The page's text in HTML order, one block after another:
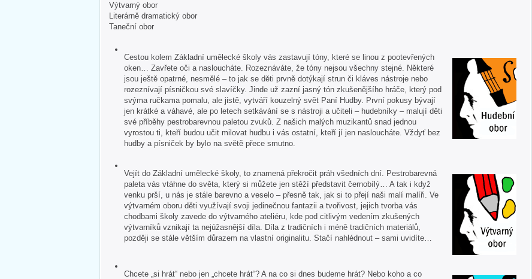
Výtvarný obor
Literárně dramatický obor
Taneční obor
Cestou kolem Základní umělecké školy vás zastavují tóny, které se linou z pootevřených
oken… Zavřete oči a nasloucháte. Rozeznáváte, že tóny nejsou všechny stejné. Některé
jsou ještě opatrné, nesmělé – to jak se děti prvně dotýkají strun či kláves nástroje nebo
rozeznívají písničkou své slavíčky. Jinde už zazní jasný tón zkušenějšího hráče, který pod
svýma ručkama pomalu, ale jistě, vytváří kouzelný svět Paní Hudby. První pokusy bývají
jen krátké a váhavé, ale po letech setkávání se s nástroji a učiteli – hudebníky – malují děti
své příběhy pestrobarevnou paletou zvuků. Z našich malých muzikantů snad jednou
vyrostou ti, kteří budou učit milovat hudbu i vás ostatní, kteří jí jen nasloucháte. Vždyť bez
hudby a písniček by bylo na světě přece smutno.
Vejít do Základní umělecké školy, to znamená překročit práh všedních dní. Pestrobarevná
paleta vás vtáhne do světa, který si můžete jen stěží představit černobílý… A tak i když
venku prší, u nás je stále barevno a veselo – přesně tak, jak si to přejí naši malí malíři. Ve
výtvarném oboru děti využívají svoji jedinečnou fantazii a tvořivost, jejich tvorba vás
chodbami školy zavede do výtvarného ateliéru, kde pod citlivým vedením zkušených
výtvarníků vznikají ta nejúžasnější díla. Díla z tradičních i méně tradičních materiálů,
později se stále větším důrazem na vlastní originalitu. Stačí nahlédnout – sami uvidíte…
Chcete „si hrát“ nebo jen „chcete hrát“? A na co si dnes budeme hrát? Nebo koho a co